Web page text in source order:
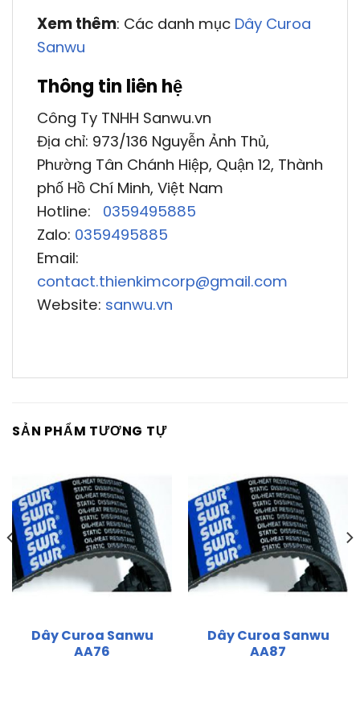
Xem thêm: Các danh mục Dây Curoa
Sanwu
Thông tin liên hệ
Công Ty TNHH Sanwu.vn
Địa chỉ: 973/136 Nguyễn Ảnh Thủ,
Phường Tân Chánh Hiệp, Quận 12, Thành
phố Hồ Chí Minh, Việt Nam
Hotline: 0359495885
Zalo: 0359495885
Email:
contact.thienkimcorp@gmail.com
Website: sanwu.vn
SẢN PHẨM TƯƠNG TỰ
Dây Curoa Sanwu
AA76
Dây Curoa Sanwu
AA87